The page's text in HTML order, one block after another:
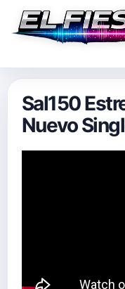
Sal150
Nuevo